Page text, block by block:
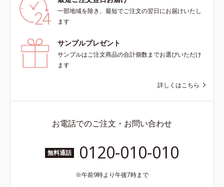
一部地域を除き、最短でご注文の翌日にお届けいたし
ます
サンプルプレゼント
サンプルはご注文商品の合計個数までお選びいただけ
ます
詳しくはこちら
お電話でのご注文・お問い合わせ
無料通話 0120-010-010
午前9時より午後7時まで